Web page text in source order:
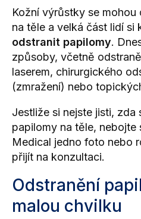
Kožní výrůstky se
na těle a velká část lidí si
odstranit papilomy.
způsoby, včetně
laserem, chirurgického
(zmražení) nebo
Jestliže si nejste jisti,
papilomy na těle, nebojte
Medical jedno foto nebo
přijít na konzultaci.
Odstranění
malou chvilku